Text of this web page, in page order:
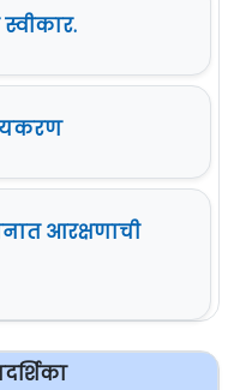
स्वीकार.
आरक्षणाची